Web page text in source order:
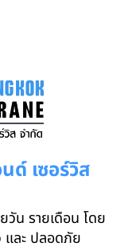
ด์ เซอร์วิส
วัน รายเดือน โดย
และ ปลอดภัย